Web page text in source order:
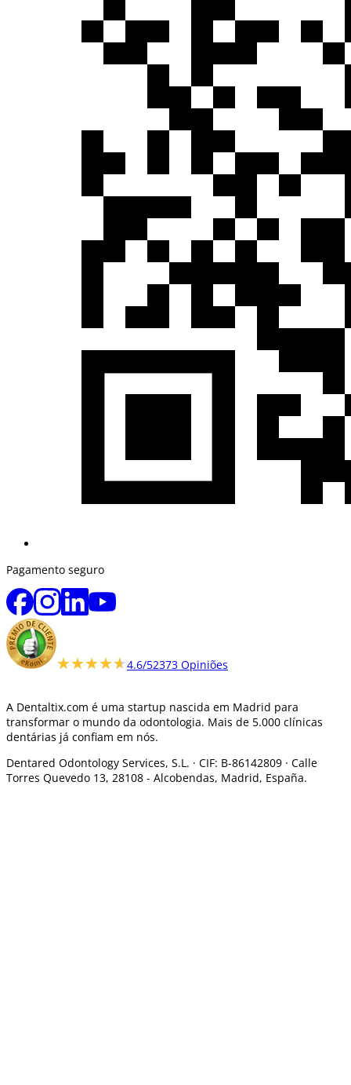
Pagamento seguro
★★★★★
★★★★★4.6/52373 Opiniões
A Dentaltix.com é uma startup nascida em Madrid para
transformar o mundo da odontologia. Mais de 5.000 clínicas
dentárias já confiam em nós.
Dentared Odontology Services, S.L. · CIF: B-86142809 · Calle
Torres Quevedo 13, 28108 - Alcobendas, Madrid, España.